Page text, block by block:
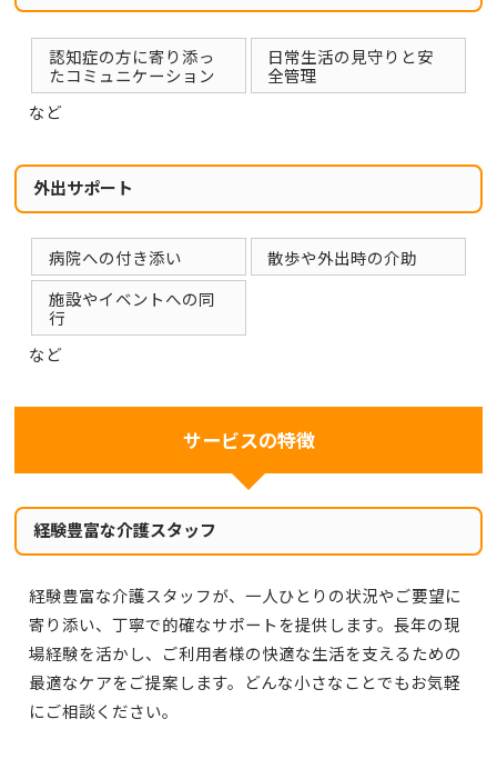
認知症の方に寄り添っ
たコミュニケーション
日常生活の見守りと安
全管理
など
外出サポート
病院への付き添い
散歩や外出時の介助
施設やイベントへの同
行
など
サービスの特徴
経験豊富な介護スタッフ
経験豊富な介護スタッフが、一人ひとりの状況やご要望に
寄り添い、丁寧で的確なサポートを提供します。長年の現
場経験を活かし、ご利用者様の快適な生活を支えるための
最適なケアをご提案します。どんな小さなことでもお気軽
にご相談ください。